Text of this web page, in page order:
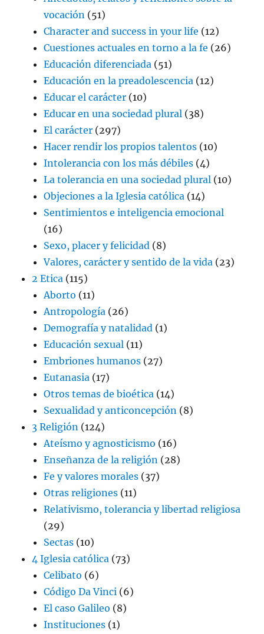
vocación (51)
Character and success in your life (12)
Cuestiones actuales en torno a la fe (26)
Educación diferenciada (51)
Educación en la preadolescencia (12)
Educar el carácter (10)
Educar en una sociedad plural (38)
El carácter (297)
Hacer rendir los propios talentos (10)
Intolerancia con los más débiles (4)
La tolerancia en una sociedad plural (10)
Objeciones a la Iglesia católica (14)
Sentimientos e inteligencia emocional
(16)
Sexo, placer y felicidad (8)
Valores, carácter y sentido de la vida (23)
2 Etica (115)
Aborto (11)
Antropología (26)
Demografía y natalidad (1)
Educación sexual (11)
Embriones humanos (27)
Eutanasia (17)
Otros temas de bioética (14)
Sexualidad y anticoncepción (8)
3 Religión (124)
Ateísmo y agnosticismo (16)
Enseñanza de la religión (28)
Fe y valores morales (37)
Otras religiones (11)
Relativismo, tolerancia y libertad religiosa
(29)
Sectas (10)
4 Iglesia católica (73)
Celibato (6)
Código Da Vinci (6)
El caso Galileo (8)
Instituciones (1)